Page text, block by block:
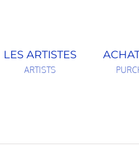
LES ARTISTES
ARTISTS